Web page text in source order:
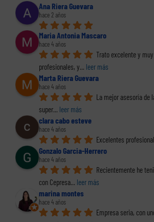
Ana Riera Guevara
hace 2 años
Maria Antonia Mascaro
hace 4 años
Trato excelente y
profesionales, y... leer más
Marta Riera Guevara
hace 4 años
La mejor asesoría de
super... leer más
clara cabo esteve
hace 4 años
Excelentes
Gonzalo Garcia-Herrero
hace 4 años
Recientemente he
con Cepresa... leer más
marina montes
hace 4 años
Empresa seria, con